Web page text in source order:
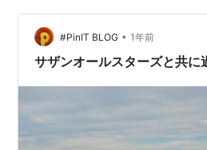
#PinIT BLOG • 1年前
サザンオールスターズと共に